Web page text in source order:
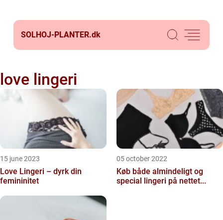
SOLHOJ-PLANTER.dk
love lingeri
15 june 2023
Love Lingeri – dyrk din
femininitet
05 october 2022
Køb både almindeligt og
special lingeri på nettet...